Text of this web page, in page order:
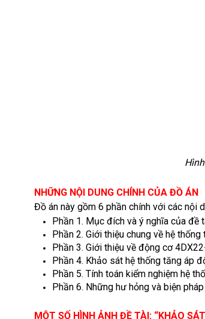
NHỮNG NỘI DUNG CHÍNH CỦA ĐỒ ÁN
Đồ án này gồm 6 phần chính với các nội
Phần 1. Mục đích và ý nghĩa của đề
Phần 2. Giới thiệu chung về hệ thống
Phần 3. Giới thiệu về động cơ
Phần 4. Khảo sát hệ thống tăng áp
Phần 5. Tính toán kiểm nghiệm hệ
Phần 6. Những hư hỏng và biện
MỘT SỐ HÌNH ẢNH ĐỀ TÀI: “KHẢO